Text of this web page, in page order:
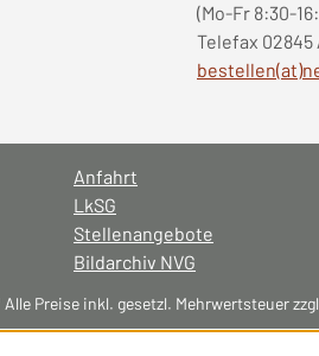
(Mo-Fr 8:30-
Telefax 02845
Anfahrt
LkSG
Stellenangebote
Bildarchiv NVG
Alle Preise inkl. gesetzl. Mehrwertsteuer